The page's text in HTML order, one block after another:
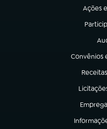
Ações
(abre
(abre
Convênios
(abre em
(abre
(abre
(abre
(abre em